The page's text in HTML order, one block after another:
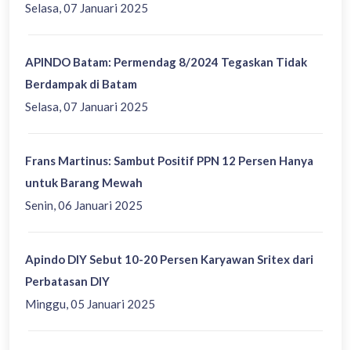
Selasa, 07 Januari 2025
Selasa, 07 Januari 2025
APINDO Batam: Permendag 8/2024 Tegaskan Tidak
Berdampak di Batam
Senin, 06 Januari 2025
Frans Martinus: Sambut Positif PPN 12 Persen Hanya
untuk Barang Mewah
Minggu, 05 Januari 2025
Apindo DIY Sebut 10-20 Persen Karyawan Sritex dari
Perbatasan DIY